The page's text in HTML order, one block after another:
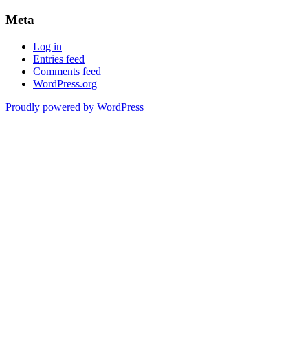
Meta
Log in
Entries feed
Comments feed
WordPress.org
Proudly powered by WordPress